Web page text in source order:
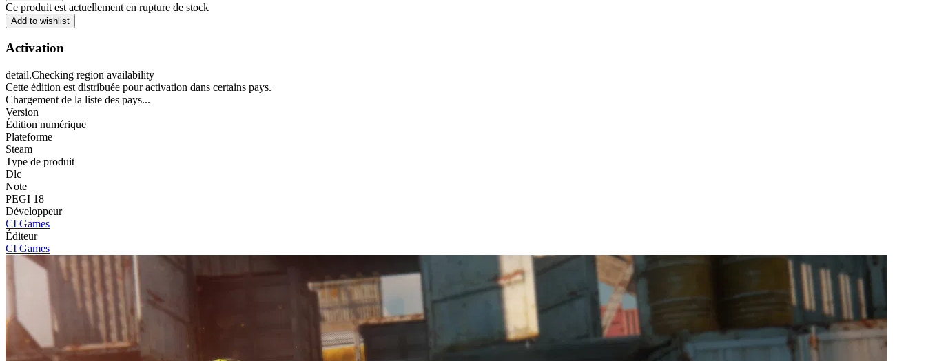
Ce produit est actuellement en rupture de stock
Add to wishlist
Activation
detail.Checking region availability
Cette édition est distribuée pour activation dans certains pays.
Chargement de la liste des pays...
Version
Édition numérique
Plateforme
Steam
Type de produit
Dlc
Note
PEGI 18
Développeur
CI Games
Éditeur
CI Games